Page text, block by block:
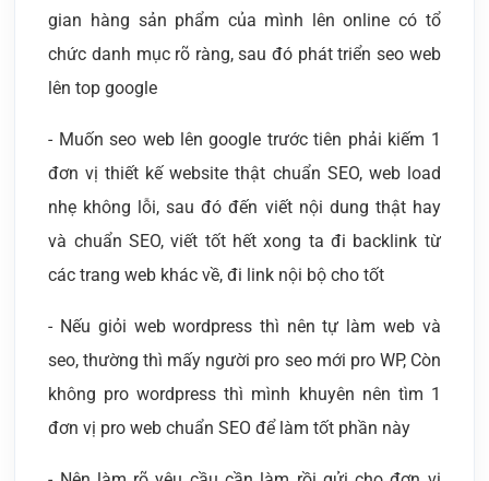
gian hàng sản phẩm của mình lên online có tổ
chức danh mục rõ ràng, sau đó phát triển seo web
lên top google
- Muốn seo web lên google trước tiên phải kiếm 1
đơn vị thiết kế website thật chuẩn SEO, web load
nhẹ không lỗi, sau đó đến viết nội dung thật hay
và chuẩn SEO, viết tốt hết xong ta đi backlink từ
các trang web khác về, đi link nội bộ cho tốt
- Nếu giỏi web wordpress thì nên tự làm web và
seo, thường thì mấy người pro seo mới pro WP, Còn
không pro wordpress thì mình khuyên nên tìm 1
đơn vị pro web chuẩn SEO để làm tốt phần này